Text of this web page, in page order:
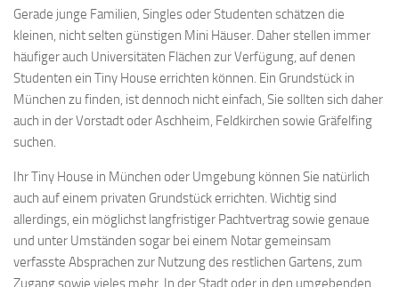
Gerade junge Familien, Singles oder Studenten schätzen die
kleinen, nicht selten günstigen Mini Häuser. Daher stellen immer
häufiger auch Universitäten Flächen zur Verfügung, auf denen
Studenten ein Tiny House errichten können. Ein Grundstück in
München zu finden, ist dennoch nicht einfach, Sie sollten sich daher
auch in der Vorstadt oder Aschheim, Feldkirchen sowie Gräfelfing
suchen.
Ihr Tiny House in München oder Umgebung können Sie natürlich
auch auf einem privaten Grundstück errichten. Wichtig sind
allerdings, ein möglichst langfristiger Pachtvertrag sowie genaue
und unter Umständen sogar bei einem Notar gemeinsam
verfasste Absprachen zur Nutzung des restlichen Gartens, zum
Zugang sowie vieles mehr. In der Stadt oder in den umgebenden